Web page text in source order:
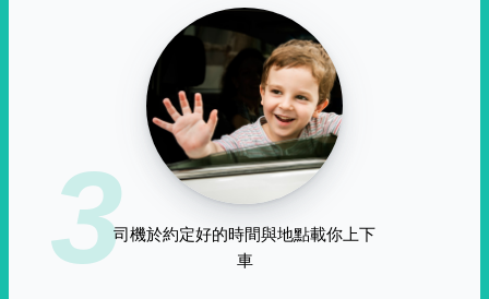
3司機於約定好的時間與地點載你上下
車